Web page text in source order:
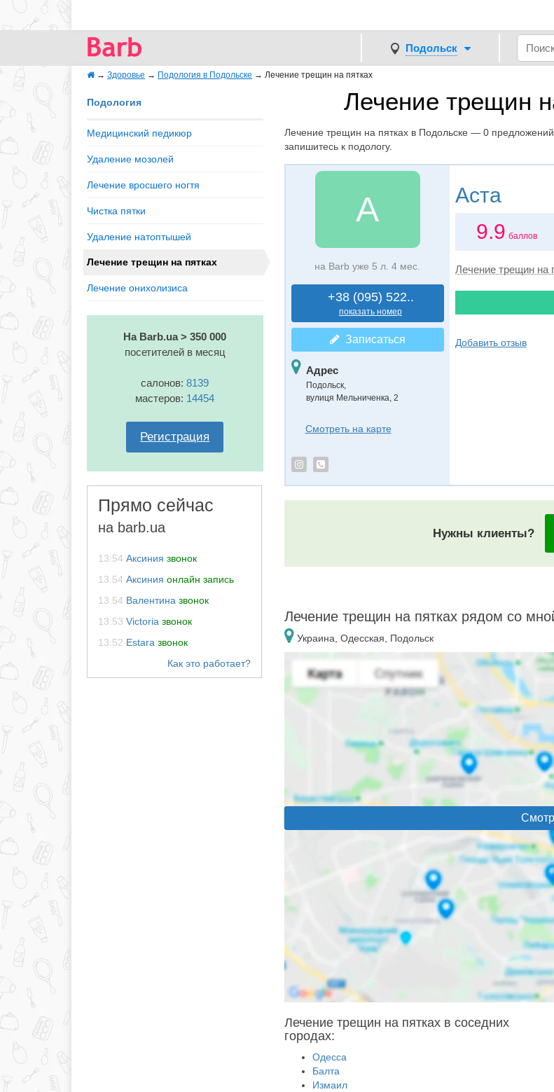
Подольск
→ Здоровье → Подология в Подольске → Лечение трещин на пятках
Лечение трещин
Лечение трещин на пятках в Подольске — 0
запишитесь к подологу.
Подология
Медицинский педикюр
Удаление мозолей
Лечение вросшего ногтя
Чистка пятки
Удаление натоптышей
Лечение трещин на пятках
Лечение онихолизиса
На Barb.ua > 350 000
посетителей в месяц
салонов:8139
мастеров: 14454
Регистрация
Прямо сейчас
на barb.ua
13:54 Аксиния звонок
13:54 Аксиния онлайн запись
13:54 Валентина звонок
13:53 Victoria звонок
13:52 Estara звонок
А
на Barb уже 5 л. 4 мес.
+38 (095) 522..
показать номер
Записаться
Адрес
Подольск,
вулиця Мельниченка, 2
Смотреть на карте
Аста
9.9 баллов
Лечение трещин на
Добавить отзыв
Нужны клиенты?
Лечение трещин на пятках рядом со
Украина, Одесская, Подольск
Лечение трещин на пятках в соседних
городах:
Одесса
Балта
Измаил